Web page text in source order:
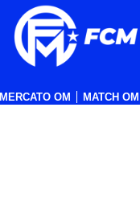
MERCATO OM MATCH OM